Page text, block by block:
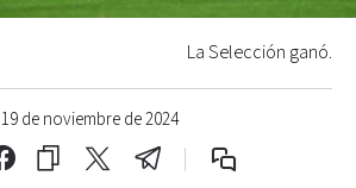
19 de noviembre de 2024
La Selección ganó.